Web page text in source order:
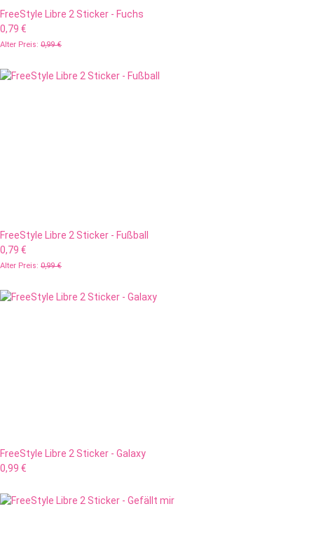
FreeStyle Libre 2 Sticker - Fuchs
0,79 €
Alter Preis: 0,99 €
FreeStyle Libre 2 Sticker - Fußball
0,79 €
Alter Preis: 0,99 €
FreeStyle Libre 2 Sticker - Galaxy
0,99 €